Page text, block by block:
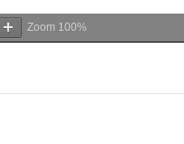
Zoom 100%